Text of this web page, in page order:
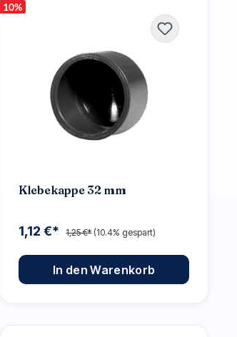
10%
Klebekappe 32 mm
1,12 €* 1,25 €* (10.4% gespart)
In den Warenkorb